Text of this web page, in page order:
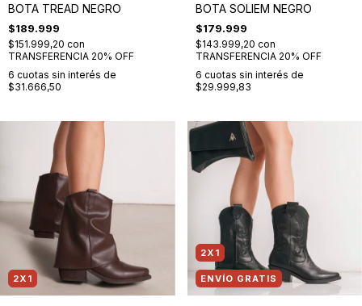
BOTA TREAD NEGRO
$189.999
$151.999,20 con
TRANSFERENCIA 20% OFF
6 cuotas sin interés de
$31.666,50
BOTA SOLIEM NEGRO
$179.999
$143.999,20 con
TRANSFERENCIA 20% OFF
6 cuotas sin interés de
$29.999,83
2X1
2X1
ENVÍO GRATIS